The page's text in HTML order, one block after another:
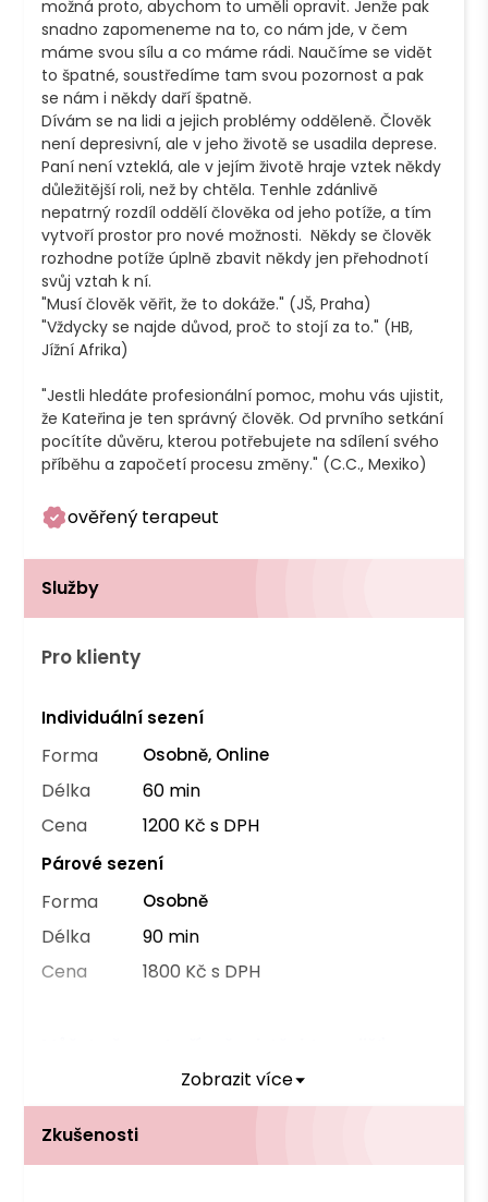
možná proto, abychom to uměli opravit. Jenže pak
snadno zapomeneme na to, co nám jde, v čem
máme svou sílu a co máme rádi. Naučíme se vidět
to špatné, soustředíme tam svou pozornost a pak
se nám i někdy daří špatně.
Dívám se na lidi a jejich problémy odděleně. Člověk
není depresivní, ale v jeho životě se usadila deprese.
Paní není vzteklá, ale v jejím životě hraje vztek někdy
důležitější roli, než by chtěla. Tenhle zdánlivě
nepatrný rozdíl oddělí člověka od jeho potíže, a tím
vytvoří prostor pro nové možnosti.  Někdy se člověk
rozhodne potíže úplně zbavit někdy jen přehodnotí
svůj vztah k ní.
"Musí člověk věřit, že to dokáže." (JŠ, Praha)
"Vždycky se najde důvod, proč to stojí za to." (HB,
Jížní Afrika)
"Jestli hledáte profesionální pomoc, mohu vás ujistit,
že Kateřina je ten správný člověk. Od prvního setkání
pocítíte důvěru, kterou potřebujete na sdílení svého
ověřený terapeut
Služby
Pro klienty
Individuální sezení
Forma Osobně, Online
Délka
60 min
Cena
1200 Kč s DPH
Párové sezení
Forma Osobně
Délka
90 min
Cena
1800 Kč s DPH
Platba
Zobrazit více
Zkušenosti